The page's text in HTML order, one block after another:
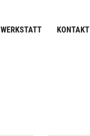
WERKSTATT KONTAKT